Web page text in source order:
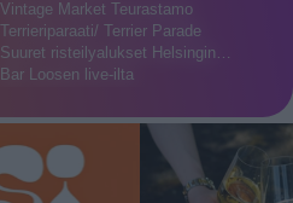
Vintage Market Teurastamo
Terrieriparaati/ Terrier Parade
Suuret risteilyalukset Helsingin…
Bar Loosen live-ilta